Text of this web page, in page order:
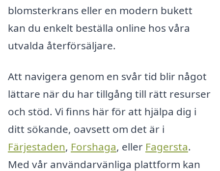
blomsterkrans eller en modern bukett
kan du enkelt beställa online hos våra
utvalda återförsäljare.
Att navigera genom en svår tid blir något
lättare när du har tillgång till rätt resurser
och stöd. Vi finns här för att hjälpa dig i
ditt sökande, oavsett om det är i
Färjestaden, Forshaga, eller Fagersta.
Med vår användarvänliga plattform kan